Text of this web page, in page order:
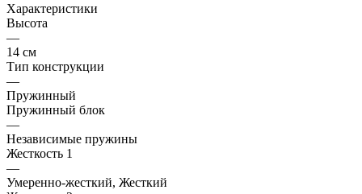
Характеристики
Высота
—
14 см
Тип конструкции
—
Пружинный
Пружинный блок
—
Независимые пружины
Жесткость 1
—
Умеренно-жесткий, Жесткий